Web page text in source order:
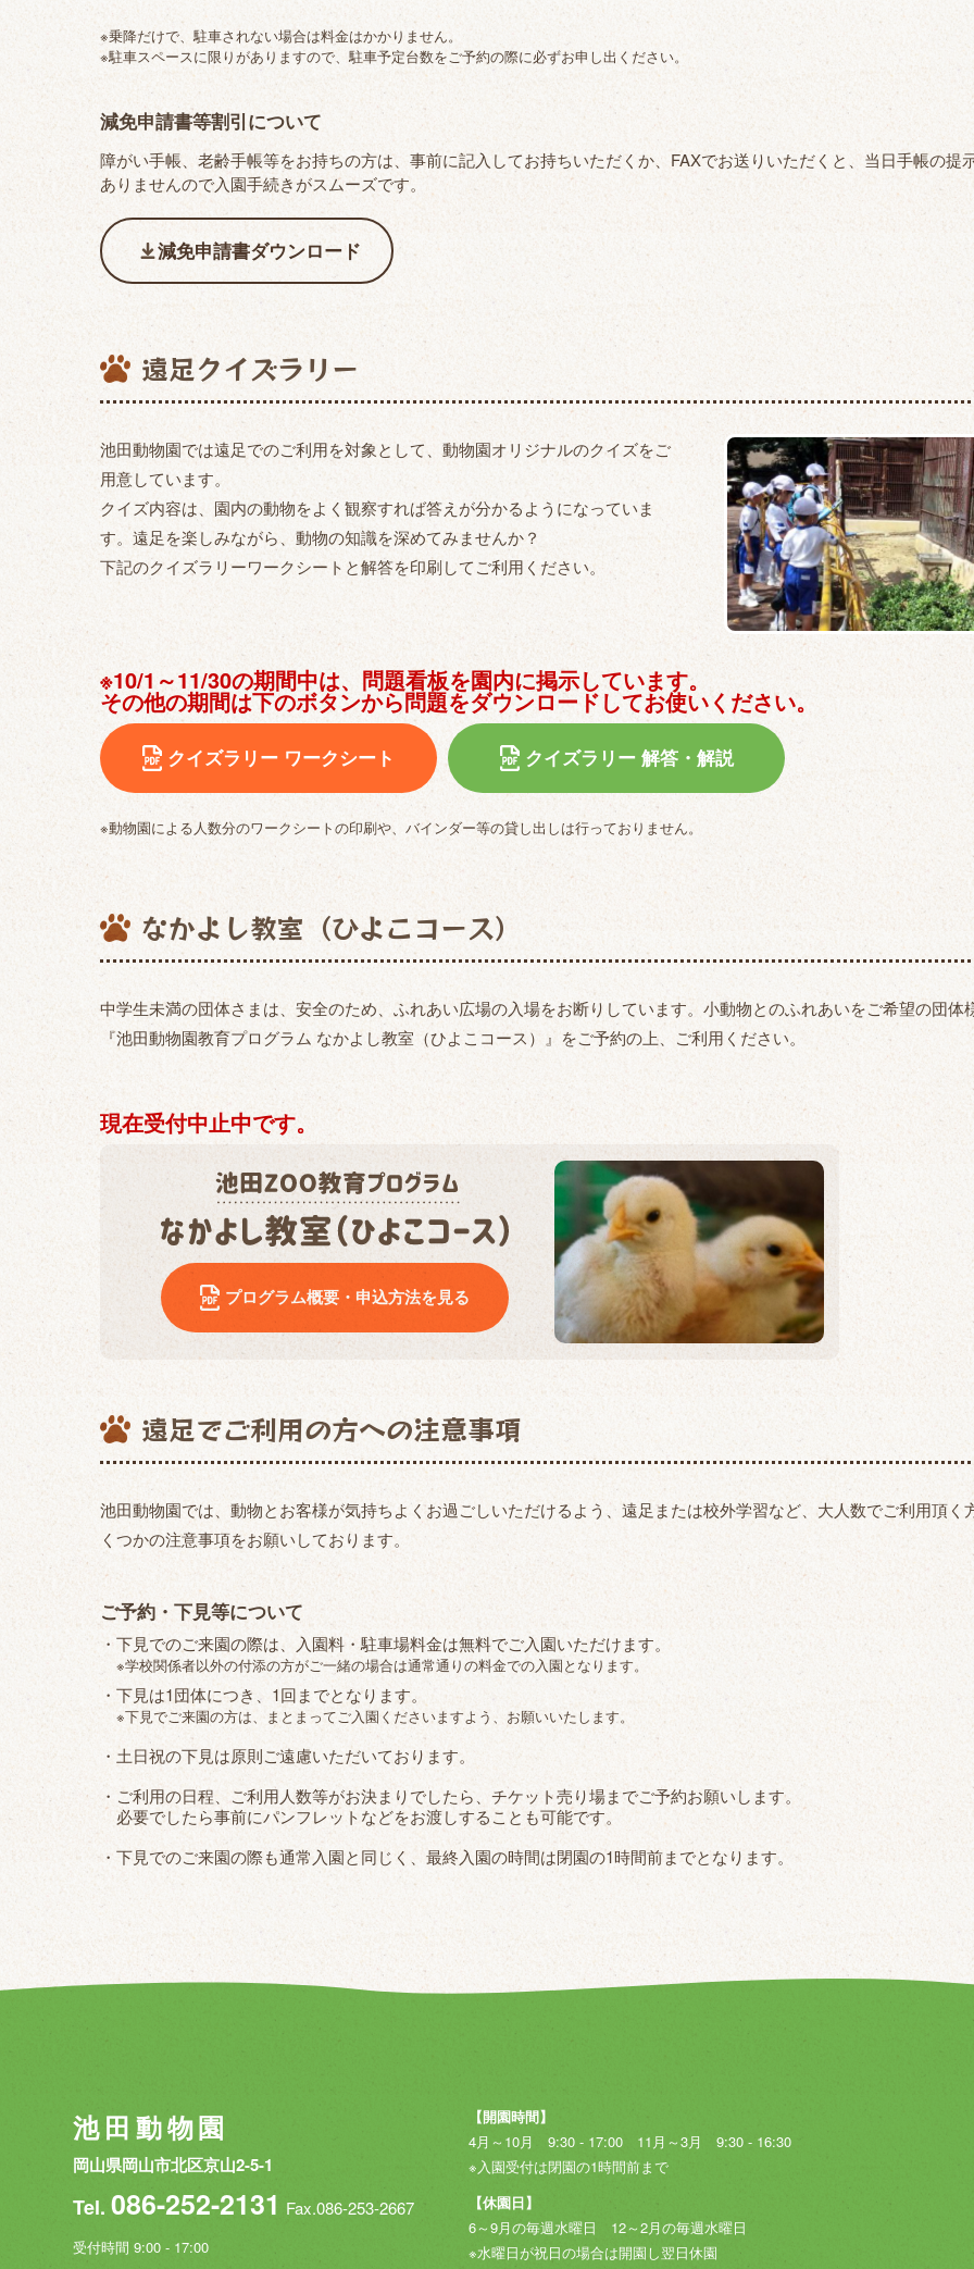
※乗降だけで、駐車されない場合は料金はかかりません。
※駐車スペースに限りがありますので、駐車予定台数をご予約の際に必ずお申し出ください。
減免申請書等割引について
障がい手帳、老齢手帳等をお持ちの方は、事前に記入してお持ちいただくか、FAXでお送りいただくと、当日手帳の提
ありませんので入園手続きがスムーズです。
減免申請書ダウンロード
遠足クイズラリー
池田動物園では遠足でのご利用を対象として、動物園オリジナルのクイズをご
用意しています。
クイズ内容は、園内の動物をよく観察すれば答えが分かるようになっていま
す。遠足を楽しみながら、動物の知識を深めてみませんか？
下記のクイズラリーワークシートと解答を印刷してご利用ください。
※10/1～11/30の期間中は、問題看板を園内に掲示しています。
その他の期間は下のボタンから問題をダウンロードしてお使いください。
クイズラリー ワークシート クイズラリー 解答・解説
※動物園による人数分のワークシートの印刷や、バインダー等の貸し出しは行っておりません。
なかよし教室（ひよこコース）
中学生未満の団体さまは、安全のため、ふれあい広場の入場をお断りしています。小動物とのふれあいをご希望の団体
『池田動物園教育プログラム なかよし教室（ひよこコース）』をご予約の上、ご利用ください。
現在受付中止中です。
プログラム概要・申込方法を見る
遠足でご利用の方への注意事項
池田動物園では、動物とお客様が気持ちよくお過ごしいただけるよう、遠足または校外学習など、大人数でご利用頂く
くつかの注意事項をお願いしております。
ご予約・下見等について
・下見でのご来園の際は、入園料・駐車場料金は無料でご入園いただけます。
※学校関係者以外の付添の方がご一緒の場合は通常通りの料金での入園となります。
・下見は1団体につき、1回までとなります。
※下見でご来園の方は、まとまってご入園くださいますよう、お願いいたします。
・土日祝の下見は原則ご遠慮いただいております。
・ご利用の日程、ご利用人数等がお決まりでしたら、チケット売り場までご予約お願いします。
必要でしたら事前にパンフレットなどをお渡しすることも可能です。
・下見でのご来園の際も通常入園と同じく、最終入園の時間は閉園の1時間前までとなります。
池田動物園
岡山県岡山市北区京山2-5-1
Tel.086-252-2131 Fax.086-253-2667
受付時間 9:00 - 17:00
【開園時間】
4月～10月 9:30 - 17:00 11月～3月 9:30 - 16:30
※入園受付は閉園の1時間前まで
【休園日】
6～9月の毎週水曜日 12～2月の毎週水曜日
※水曜日が祝日の場合は開園し翌日休園